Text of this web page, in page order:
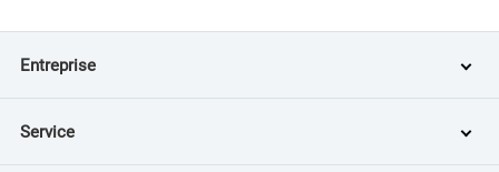
Entreprise
Service